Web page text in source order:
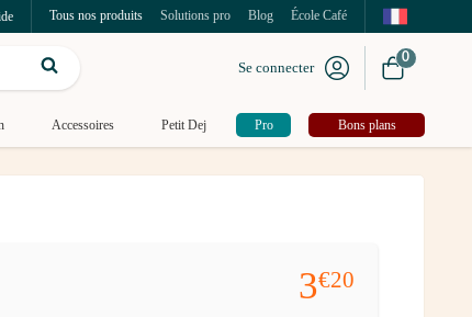
Tous nos produits Solutions pro Blog École Café
Se connecter
0
Accessoires Petit Dej Pro Bons plans
3€20